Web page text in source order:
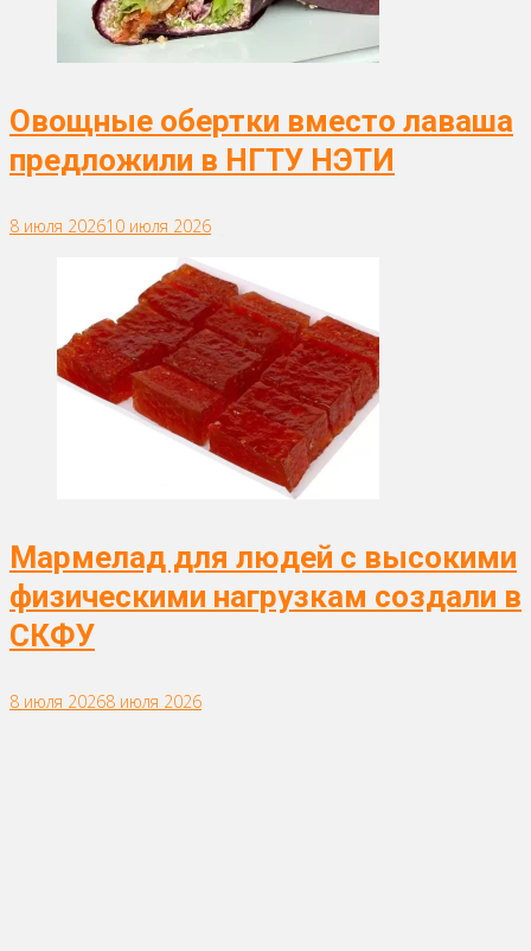
Овощные обертки вместо лаваша
предложили в НГТУ НЭТИ
8 июля 202610 июля 2026
Мармелад для людей с высокими
физическими нагрузкам создали в
СКФУ
8 июля 20268 июля 2026